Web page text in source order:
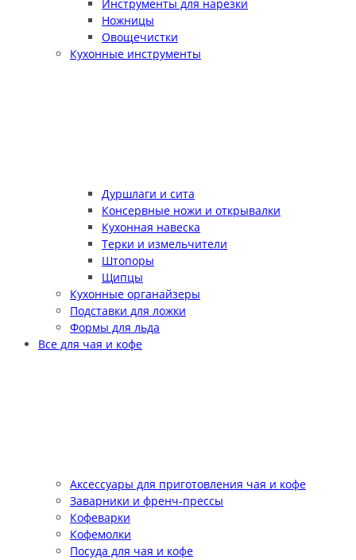
Инструменты для нарезки
Ножницы
Овощечистки
Кухонные инструменты
Дуршлаги и сита
Консервные ножи и открывалки
Кухонная навеска
Терки и измельчители
Штопоры
Щипцы
Кухонные органайзеры
Подставки для ложки
Формы для льда
Все для чая и кофе
Аксессуары для приготовления чая и кофе
Заварники и френч-прессы
Кофеварки
Кофемолки
Посуда для чая и кофе